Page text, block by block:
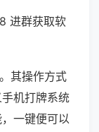
进群获取软
其操作方式
机打牌系统
一键便可以